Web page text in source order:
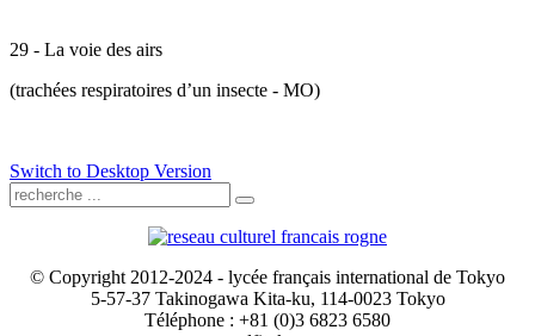
29 - La voie des airs
(trachées respiratoires d’un insecte - MO)
Switch to Desktop Version
© Copyright 2012-2024 - lycée français international de Tokyo
5-57-37 Takinogawa Kita-ku, 114-0023 Tokyo
Téléphone : +81 (0)3 6823 6580